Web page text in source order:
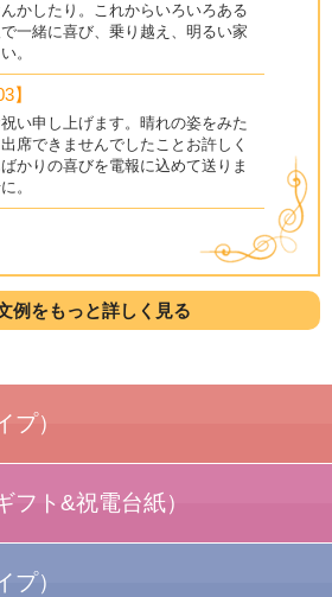
かしたり。これからいろいろある
一緒に喜び、乗り越え、明るい家
。
】
い申し上げます。晴れの姿をみた
席できませんでしたことお許しく
かりの喜びを電報に込めて送りま
。
例をもっと詳しく見る
プ）
フト&祝電台紙）
プ）